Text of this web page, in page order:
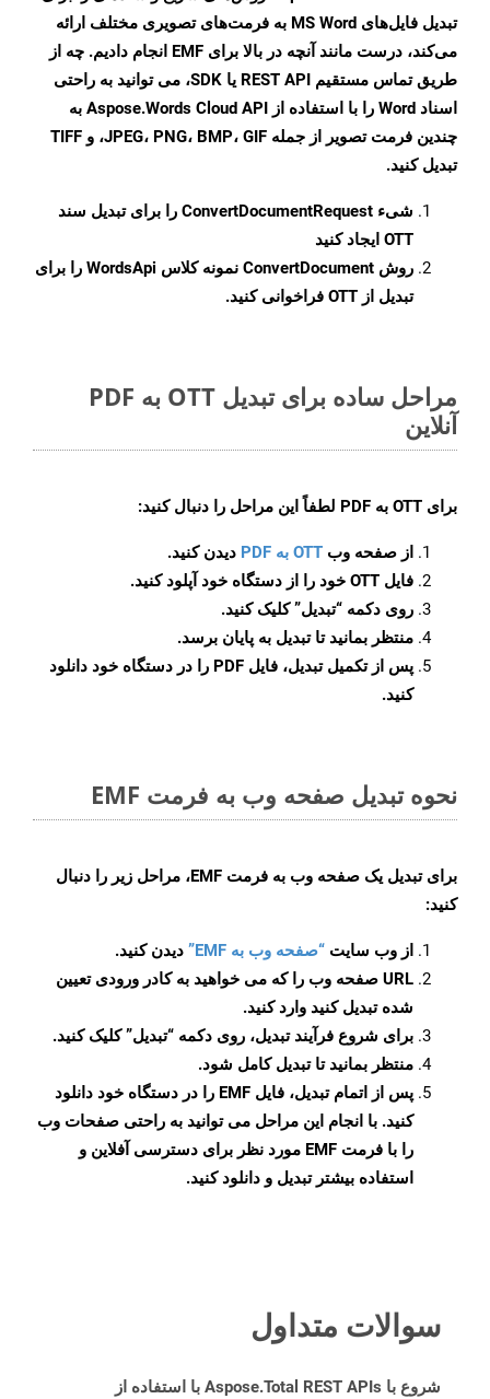
تبدیل فایل‌های MS Word به فرمت‌های تصویری مختلف ارائه
می‌کند، درست مانند آنچه در بالا برای EMF انجام دادیم. چه از
طریق تماس مستقیم REST API یا SDK، می توانید به راحتی
اسناد Word را با استفاده از Aspose.Words Cloud API به
چندین فرمت تصویر از جمله JPEG، PNG، BMP، GIF، و TIFF
تبدیل کنید.
شیء ConvertDocumentRequest را برای تبدیل سند
OTT ایجاد کنید
روش ConvertDocument
نمونه کلاس WordsApi را برای
تبدیل از OTT فراخوانی کنید.
مراحل ساده برای تبدیل OTT به PDF
آنلاین
برای OTT به PDF لطفاً این مراحل را دنبال کنید:
از صفحه وب OTT به PDF
دیدن کنید.
فایل OTT خود را از دستگاه خود آپلود کنید.
روی دکمه “تبدیل”کلیک کنید.
منتظر بمانید تا تبدیل به پایان برسد.
پس از تکمیل تبدیل، فایل PDF را در دستگاه خود دانلود
کنید.
نحوه تبدیل صفحه وب به فرمت EMF
برای تبدیل یک صفحه وب به فرمت EMF، مراحل زیر را دنبال
کنید:
از وب سایت “صفحه وب به EMF”
دیدن کنید.
URL صفحه وب را که می خواهید به کادر ورودی تعیین
شده تبدیل کنید وارد کنید.
برای شروع فرآیند تبدیل، روی دکمه “تبدیل” کلیک کنید.
منتظر بمانید تا تبدیل کامل شود.
پس از اتمام تبدیل، فایل EMF را در دستگاه خود دانلود
کنید. با انجام این مراحل می توانید به راحتی صفحات وب
را با فرمت EMF مورد نظر برای دسترسی آفلاین و
استفاده بیشتر تبدیل و دانلود کنید.
سوالات متداول
شروع با Aspose.Total REST APIs با استفاده از